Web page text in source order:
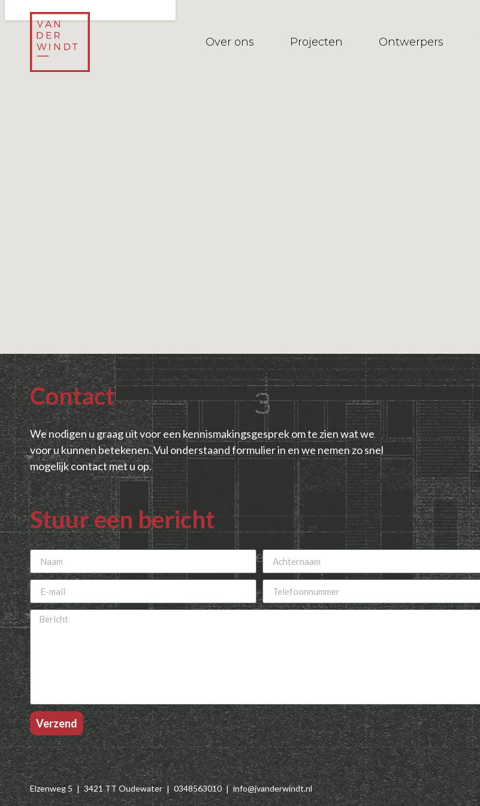
Over ons Projecten Ontwerpers
Contact
We nodigen u graag uit voor een kennismakingsgesprek om te zien wat we
voor u kunnen betekenen. Vul onderstaand formulier in en we nemen zo snel
mogelijk contact met u op.
Stuur een bericht
Verzend
Elzenweg 5 | 3421 TT Oudewater | 0348563010 | info@jvanderwindt.nl